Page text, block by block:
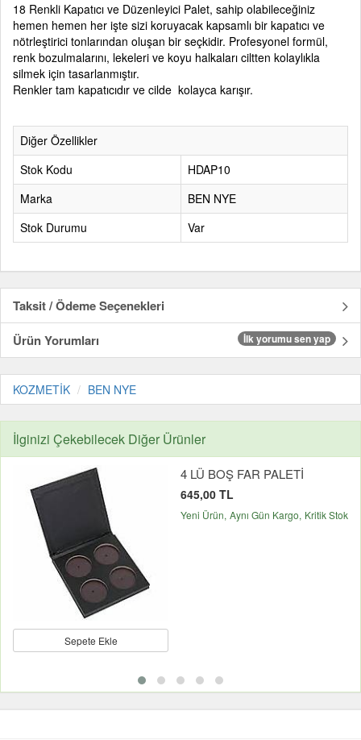
18 Renkli Kapatıcı ve Düzenleyici Palet, sahip olabileceğiniz
hemen hemen her işte sizi koruyacak kapsamlı bir kapatıcı ve
nötrleştirici tonlarından oluşan bir seçkidir. Profesyonel formül,
renk bozulmalarını, lekeleri ve koyu halkaları ciltten kolaylıkla
silmek için tasarlanmıştır.
Renkler tam kapatıcıdır ve cilde kolayca karışır.
Diğer Özellikler
Stok Kodu
HDAP10
Marka
BEN NYE
Stok Durumu
Var
Taksit / Ödeme Seçenekleri
Ürün Yorumları
İlk yorumu sen yap
KOZMETİK BEN NYE
İlginizi Çekebilecek Diğer Ürünler
Sepete Ekle
4 LÜ BOŞ FAR PALETİ
645,00 TL
Yeni Ürün Aynı Gün Kargo Kritik Stok